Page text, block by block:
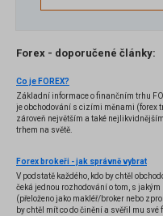
Forex - doporučené články:
Co je FOREX?
Základní informace o finančním trhu
je obchodování s cizími měnami (forex
zároveň největším a také
trhem na světě.
Forex brokeři - jak správně vybrat
V podstatě každého, kdo by chtěl
čeká jednou rozhodování o tom, s jakým
(přeloženo jako makléř/broker nebo
by chtěl mít co do činění a svěřil mu své